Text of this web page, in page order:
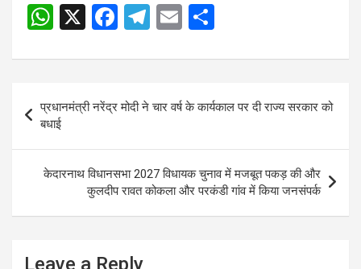
PostW
at
A
p
p
X
F
ce
b
o
o
k
T
e
a
m
E
ail ar
e
navigation
प्रधानमंत्री नरेंद्र मोदी ने चार वर्ष के कार्यकाल पर दी राज्य सरकार को
बधाई
केदारनाथ विधानसभा 2027 विधायक चुनाव में मजबूत पकड़ की और
कुलदीप रावत कोकला और परकंडी गांव में किया जनसंपर्क
Leave a Reply